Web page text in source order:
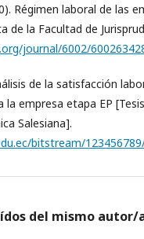
Régimen laboral de las
de la Facultad de
journal/6002/
de la satisfacción
la empresa etapa EP
Salesiana].
bitstream/
del mismo autor/